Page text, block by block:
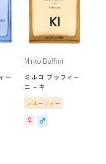
ー
Mirko Buffini
ミルコ ブッフィー
ニ – キ
フルーティー